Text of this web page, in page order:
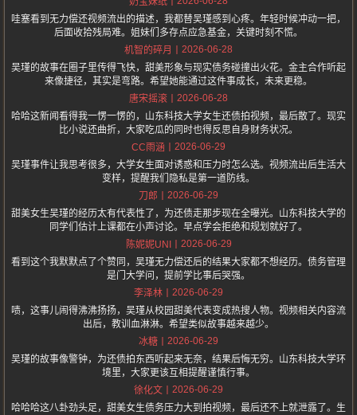
哇塞看到无力偿还视频流出的描述，我都替吴瑾感到心疼。年轻时候冲动一把，
后面收拾残局难。姐妹们多存点应急基金，关键时刻不慌。
机智的碎月
2026-06-28
吴瑾的故事在圈子里传得飞快，甜美形象与现实债务碰撞出火花。金主合作听起
来像捷径，其实是弯路。希望她能通过这件事成长，未来更稳。
唐宋摇滚
2026-06-28
哈哈这新闻看得我一愣一愣的，山东科技大学女生还债拍视频，最后散了。现实
比小说还曲折，大家吃瓜的同时也得反思自身财务状况。
CC雨涵
2026-06-29
吴瑾事件让我思考很多，大学女生面对诱惑和压力时怎么选。视频流出后生活大
变样，提醒我们隐私是第一道防线。
刀郎
2026-06-29
甜美女生吴瑾的经历太有代表性了，为还债走那步现在全曝光。山东科技大学的
同学们估计上课都在小声讨论。早点学会拒绝和规划就好了。
陈妮妮UNI
2026-06-29
看到这个我默默点了个赞同，吴瑾无力偿还后的结果大家都不想经历。债务管理
是门大学问，提前学比事后哭强。
李泽林
2026-06-29
啧，这事儿闹得沸沸扬扬，吴瑾从校园甜美代表变成热搜人物。视频相关内容流
出后，教训血淋淋。希望类似故事越来越少。
冰糖
2026-06-29
吴瑾的故事像警钟，为还债拍东西听起来无奈，结果后悔无穷。山东科技大学环
境里，大家更该互相提醒谨慎行事。
徐化文
2026-06-29
哈哈哈这八卦劲头足，甜美女生债务压力大到拍视频，最后还不上就泄露了。生